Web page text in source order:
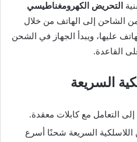
التحريض الكهرومغناطيسي
الشاحن إلى الهاتف من خلال
عليها، ويبدأ الجهاز في الشحن
القاعدة.
السريعة
إلى التعامل مع كابلات معقدة.
اللاسلكية السريعة شحنًا أسرع